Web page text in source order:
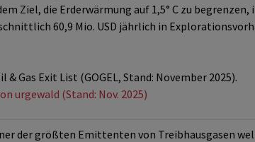
Ziel, die Erderwärmung auf 1,5° C zu
60,9 Mio. USD jährlich in
Gas Exit List (GOGEL, Stand: November 2025).
urgewald (Stand: Nov. 2025)
der größten Emittenten von Treibhausgasen